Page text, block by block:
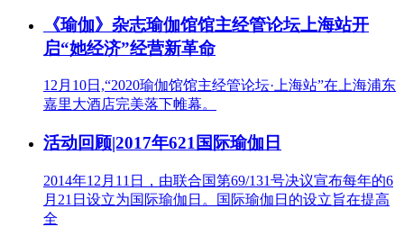
《瑜伽》杂志瑜伽馆馆主经管论坛上海站​开
启“她经济”经营新革命
12月10日,“2020瑜伽馆馆主经管论坛·上海站”在上海浦东
嘉里大酒店完美落下帷幕。
活动回顾|2017年621国际瑜伽日
2014年12月11日，由联合国第69/131号决议宣布每年的6
月21日设立为国际瑜伽日。国际瑜伽日的设立旨在提高
全